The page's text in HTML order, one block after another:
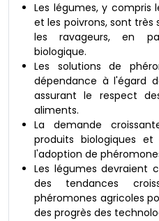
Les légumes, y compris
et les poivrons, sont très
les ravageurs, en
biologique.
Les solutions de
dépendance à l'égard
assurant le respect
aliments.
La demande
produits biologiques
l'adoption de
Les légumes devraient
des tendances
phéromones agricoles
des progrès des